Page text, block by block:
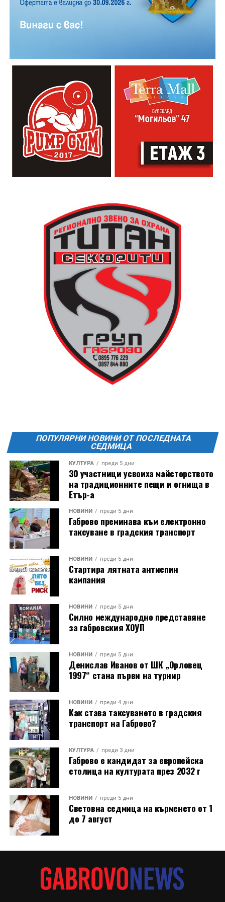
21:30ч. Коктейли и музика
13 АВГУСТ (четвъртък)
19:00ч Групова тренировка с Йоанна Петрова от
20:00ч. Куиз вечер за обща култура
21:30ч. Прожекция на филма “Брънч за начинаещи”
Ще бъде хубаво – не някога и някъде, а тук и сега!
които свират на китара, да се включат – независимо
от професионалното им ниво. Събитието е различно
– то не е концерт, а споделено преживяване, в което
всеки участва по свой начин. Няма сцена или
официална програма, няма предварително обявени
изпълнители и разделение между публика и
артисти. Всеки е добре дошъл да пее, свири или
просто да преживее звездопад, изпълнен с музика,
падащи звезди и желания.
транспорт до местността Градище. Електрическият
автобус ще тръгне в 19:30 ч. от пл. „Възраждане“, а
обратно към града в 00:00 ч. – от паркинга до
поляната. Вземете със себе си връхна дреха и одеяло
или шалте! За повече информация тел. 0887907075.
ПОПУЛЯРНИ НОВИНИ ОТ ПОСЛЕДНАТА
СЕДМИЦА
КУЛТУРА преди 5 дни
30 участници усвоиха майсторството
на традиционните пещи и огнища в
Етър-а
НОВИНИ преди 5 дни
Габрово преминава към електронно
таксуване в градския транспорт
НОВИНИ преди 5 дни
Стартира лятната антиспин
кампания
НОВИНИ преди 5 дни
Силно международно представяне
за габровския ХОУП
НОВИНИ преди 5 дни
Денислав Иванов от ШК „Орловец
1997“ стана първи на турнир
НОВИНИ преди 4 дни
Как става таксуването в градския
транспорт на Габрово?
КУЛТУРА преди 3 дни
Габрово е кандидат за европейска
столица на културата през 2032 г
НОВИНИ преди 5 дни
Световна седмица на кърменето от 1
до 7 август